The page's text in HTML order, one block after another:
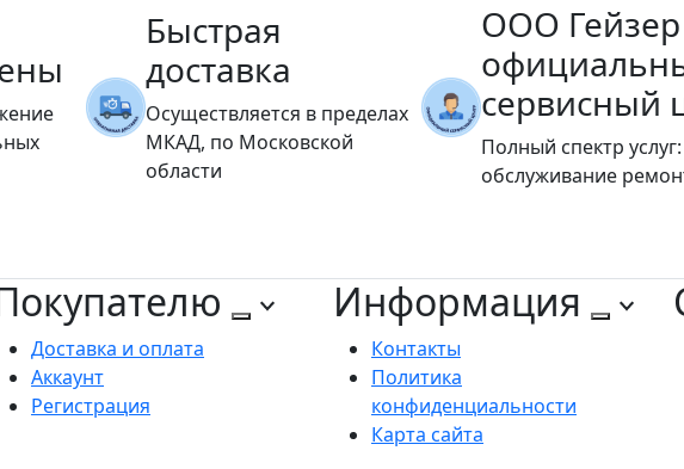
Быстрая
доставка
Осуществляется в пределах
МКАД, по Московской
области
ООО Гейзер
сервисный
Полный спектр
обслуживание
Доставка и оплата
Аккаунт
Регистрация
Информация
Контакты
Политика
конфиденциальности
Карта сайта